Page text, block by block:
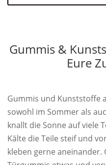
Gummis &
Eure
Gummis und Kunststoffe
sowohl im Sommer als
knallt die Sonne auf viele
Kälte die Teile steif und
kleben gerne aneinander.